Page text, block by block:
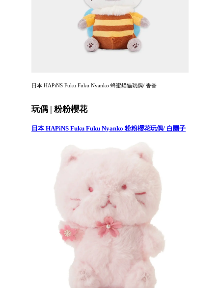
日本 HAPiNS Fuku Fuku Nyanko 蜂蜜貓貓玩偶/ 香香
玩偶 | 粉粉櫻花
日本 HAPiNS Fuku Fuku Nyanko 粉粉櫻花玩偶/ 白團子